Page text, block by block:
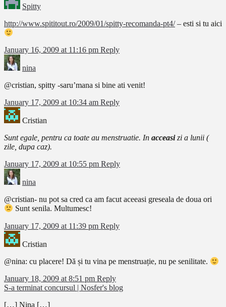
Spitty
http://www.spititout.ro/2009/01/spitty-recomanda-pt4/– esti si tu aici
January 16, 2009 at 11:16 pm Reply
nina
@cristian, spitty -saru’mana si bine ati venit!
January 17, 2009 at 10:34 am Reply
Cristian
Sunt egale, pentru ca toate au menstruatie. In acceasizi a lunii (
zile, dupa caz).
January 17, 2009 at 10:55 pm Reply
nina
@cristian- nu pot sa cred ca am facut aceeasi greseala de doua ori
Sunt senila. Multumesc!
January 17, 2009 at 11:39 pm Reply
Cristian
@nina: cu placere! Dă și tu vina pe menstruație, nu pe senilitate.
January 18, 2009 at 8:51 pm Reply
S-a terminat concursul | Nosfer's blog
[…] Nina […]